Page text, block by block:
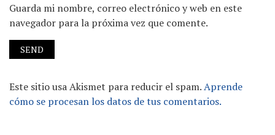
Guarda mi nombre, correo electrónico y web en este
navegador para la próxima vez que comente.
Este sitio usa Akismet para reducir el spam.Aprende
cómo se procesan los datos de tus comentarios.